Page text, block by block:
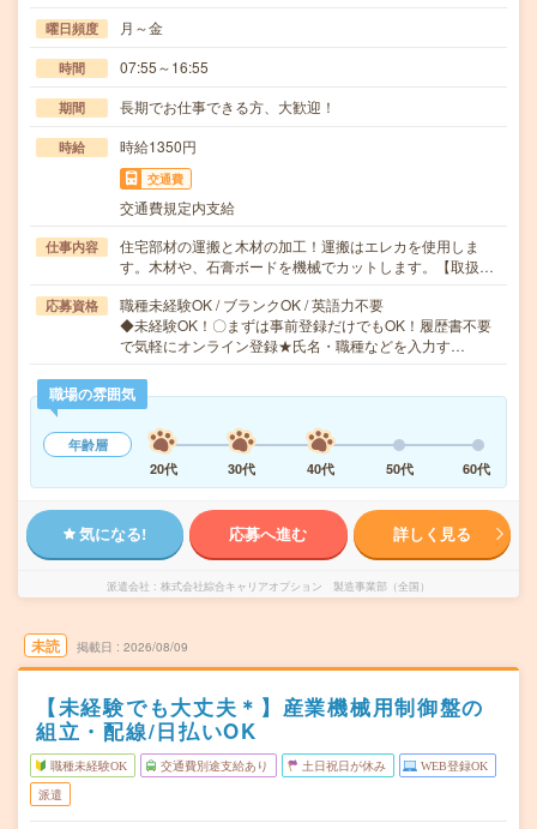
曜日頻度 月～金
時間 07:55～16:55
期間 長期でお仕事できる方、大歓迎！
時給 時給1350円
交通費
交通費規定内支給
仕事内容
住宅部材の運搬と木材の加工！運搬はエレカを使用しま
す。木材や、石膏ボードを機械でカットします。【取扱…
応募資格
職種未経験OK / ブランクOK / 英語力不要
◆未経験OK！〇まずは事前登録だけでもOK！履歴書不要
で気軽にオンライン登録★氏名・職種などを入力す…
職場の雰囲気
年齢層
20代
30代 40代 50代 60代
気になる! 応募へ進む 詳しく見る
派遣会社 株式会社綜合キャリアオプション 製造事業部（全国）
未読 掲載日 2026/08/09
【未経験でも大丈夫＊】産業機械用制御盤の
組立・配線/日払いOK
職種未経験OK 交通費別途支給あり 土日祝日が休み WEB登録OK
派遣